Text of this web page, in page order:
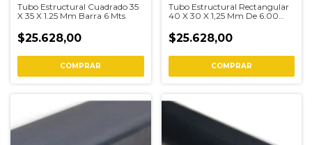
Tubo Estructural Cuadrado 35
X 35 X 1.25 Mm Barra 6 Mts
$25.628,00
COMPRAR
Tubo Estructural Rectangular
40 X 30 X 1,25 Mm De 6.00
$25.628,00
COMPRAR